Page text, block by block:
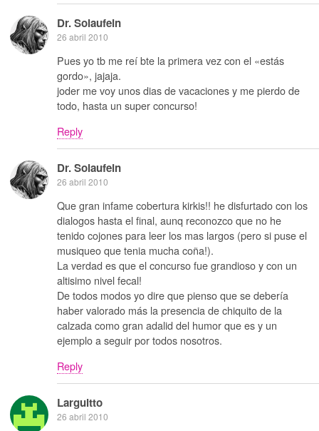
Dr. Solaufein
26 abril 2010
Pues yo tb me reí bte la primera vez con el «estás
gordo», jajaja.
joder me voy unos dias de vacaciones y me pierdo de
todo, hasta un super concurso!
Reply
Dr. Solaufein
26 abril 2010
Que gran infame cobertura kirkis!! he disfurtado con los
dialogos hasta el final, aunq reconozco que no he
tenido cojones para leer los mas largos (pero si puse el
musiqueo que tenia mucha coña!).
La verdad es que el concurso fue grandioso y con un
altisimo nivel fecal!
De todos modos yo dire que pienso que se debería
haber valorado más la presencia de chiquito de la
calzada como gran adalid del humor que es y un
ejemplo a seguir por todos nosotros.
Reply
Larguitto
26 abril 2010